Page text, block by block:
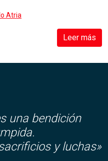
Atria
Leer más
una bendición
y luchas»